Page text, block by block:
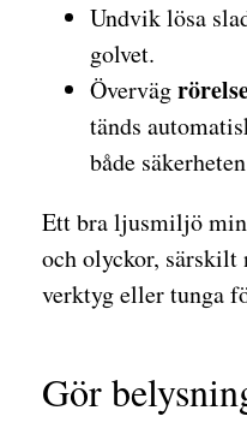
Undvik lösa
golvet.
Överväg
tänds
både
Ett bra ljusmiljö
och olyckor, särskilt
verktyg eller tunga
Gör